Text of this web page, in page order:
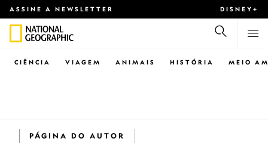
ASSINE A NEWSLETTER DISNEY+
CIÊNCIA VIAGEM ANIMAIS HISTÓRIA MEIO
PÁGINA DO AUTOR